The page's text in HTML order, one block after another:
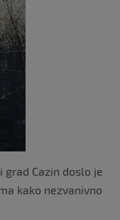
Cazin doslo je
kako nezvanivno